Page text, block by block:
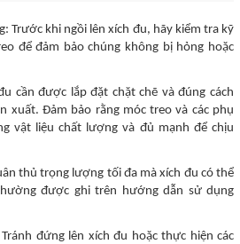
Trước khi ngồi lên xích đu, hãy kiểm tra kỹ
để đảm bảo chúng không bị hỏng hoặc
cần được lắp đặt chặt chẽ và đúng cách
xuất. Đảm bảo rằng móc treo và các phụ
vật liệu chất lượng và đủ mạnh để chịu
thủ trọng lượng tối đa mà xích đu có thể
được ghi trên hướng dẫn sử dụng
đứng lên xích đu hoặc thực hiện các